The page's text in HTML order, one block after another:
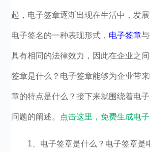
起，电子签章逐渐出现在生活中，发
电子签名的一种表现形式， 电子签章
具有相同的法律效力，因此在企业之
签章是什么？电子签章能够为企业带
章的特点是什么？接下来就围绕着电
问题的阐述。 点击这里，免费生成电
1、电子签章是什么？电子签章是